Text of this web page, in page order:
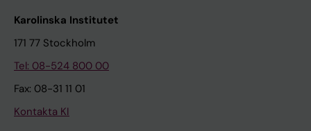
Karolinska Institutet
171 77 Stockholm
Tel: 08-524 800 00
Fax: 08-31 11 01
Kontakta KI